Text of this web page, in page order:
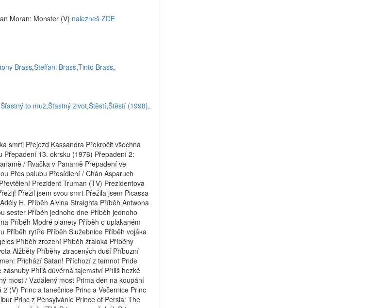
Moran: Monster (V) nalezneš ZDE
Brass,Steffani Brass,Tinto Brass,
Šťastný to muž,Šťastný život,Štěstí,Štěstí (1998),
smrti Přejezd Kassandra Překročit všechna
13. okrsku (1976) Přepadení 2:
/ Rvačka v Panamě Přepadení ve
Přes palubu Přesídlení / Chán Asparuch
Prezident Truman (TV) Prezidentova
Přežil jsem svou smrt Přežila jsem Picassa
H. Příběh Alvina Straighta Příběh Antwona
sester Příběh jednoho dne Příběh jednoho
Příběh Modré planety Příběh o uplakaném
Příběh rytíře Příběh Služebnice Příběh vojáka
Příběh zrození Příběh žraloka Příběhy
Alžběty Příběhy ztracených duší Příbuzní
Přichází Satan! Příchozí z temnot Pride
Příliš důvěrná tajemství Příliš hezké
most / Vzdálený most Prima den na koupání
(V) Princ a tanečnice Princ a Večernice Princ
Princ z Pensylvánie Prince of Persia: The